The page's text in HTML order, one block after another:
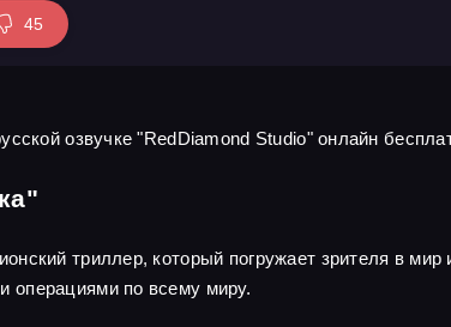
45
озвучке "RedDiamond Studio" онлайн
триллер, который погружает зрителя в
операциями по всему миру.